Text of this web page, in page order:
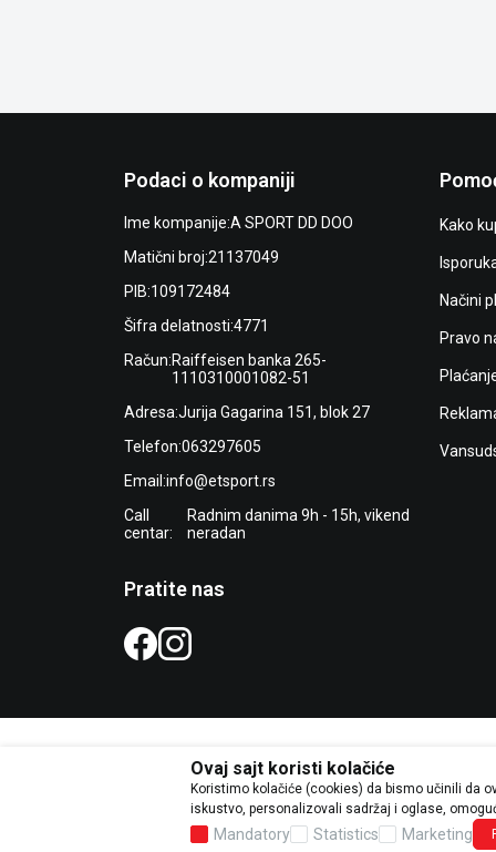
Podaci o kompaniji
Ime kompanije:A SPORT DD DOO
Matični broj:21137049
PIB:109172484
Šifra delatnosti:4771
Račun:Raiffeisen banka 265-
1110310001082-51
Adresa:Jurija Gagarina 151, blok 27
Telefon:063297605
Email:info@etsport.rs
Call
centar:
Radnim danima 9h - 15h, vikend
neradan
Kako
Načini
Pravo
Pratite nas
Trudimo se da budemo što
grešaka. Svi
Ovaj sajt koristi kolačiće
Koristimo kolačiće (cookies) da bismo učinili da
iskustvo, personalizovali sadržaj i oglase,
Mandatory Statistics Marketing